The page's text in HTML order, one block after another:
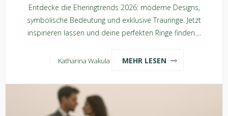
Entdecke die Eheringtrends 2026: moderne Designs,
symbolische Bedeutung und exklusive Trauringe. Jetzt
inspirieren lassen und deine perfekten Ringe finden....
Katharina Wakula MEHR LESEN